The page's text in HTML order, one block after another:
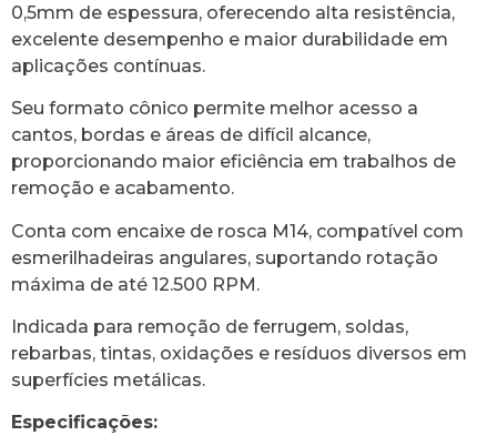
0,5mm de espessura, oferecendo alta resistência,
excelente desempenho e maior durabilidade em
aplicações contínuas.
Seu formato cônico permite melhor acesso a
cantos, bordas e áreas de difícil alcance,
proporcionando maior eficiência em trabalhos de
remoção e acabamento.
Conta com encaixe de rosca M14, compatível com
esmerilhadeiras angulares, suportando rotação
máxima de até 12.500 RPM.
Indicada para remoção de ferrugem, soldas,
rebarbas, tintas, oxidações e resíduos diversos em
superfícies metálicas.
Especificações: